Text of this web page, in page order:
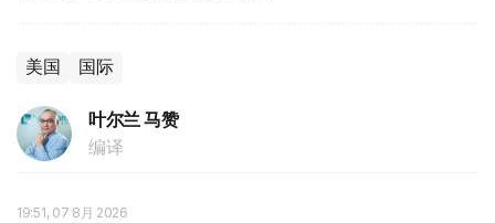
美国 国际
叶尔兰 马赞
编译
19:51, 07 8月 2026